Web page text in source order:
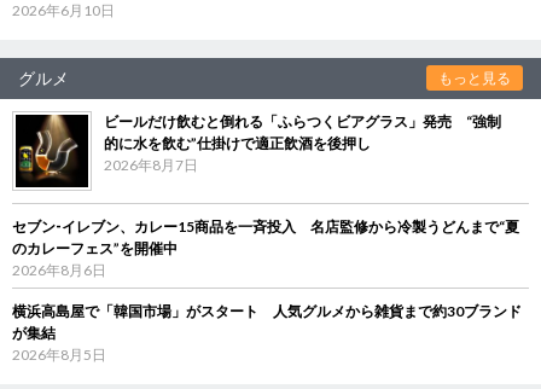
2026年6月10日
グルメ もっと見る
ビールだけ飲むと倒れる「ふらつくビアグラス」発売 “強制
的に水を飲む”仕掛けで適正飲酒を後押し
2026年8月7日
セブン‐イレブン、カレー15商品を一斉投入 名店監修から冷製うどんまで“夏
のカレーフェス”を開催中
2026年8月6日
横浜高島屋で「韓国市場」がスタート 人気グルメから雑貨まで約30ブランド
が集結
2026年8月5日